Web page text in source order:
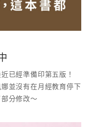
已經準備印第五版！
並沒有在月經教育停下
分修改～